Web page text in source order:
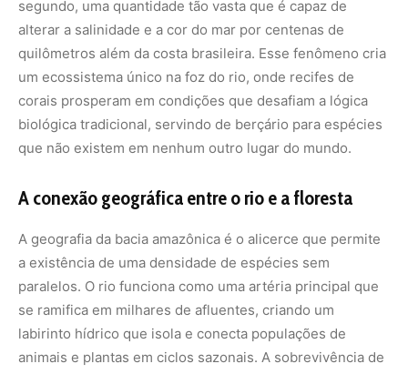
segundo, uma quantidade tão vasta que é capaz de
alterar a salinidade e a cor do mar por centenas de
quilômetros além da costa brasileira. Esse fenômeno cria
um ecossistema único na foz do rio, onde recifes de
corais prosperam em condições que desafiam a lógica
biológica tradicional, servindo de berçário para espécies
que não existem em nenhum outro lugar do mundo.
A conexão geográfica entre o rio e a floresta
A geografia da bacia amazônica é o alicerce que permite
a existência de uma densidade de espécies sem
paralelos. O rio funciona como uma artéria principal que
se ramifica em milhares de afluentes, criando um
labirinto hídrico que isola e conecta populações de
animais e plantas em ciclos sazonais. A sobrevivência de